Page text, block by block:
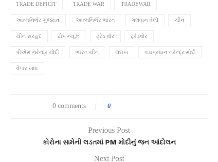
TRADE DEFICIT TRADE WAR TRADEWAR
આત્મનિર્ભર ગુજરાત આત્મનિર્ભર ભારત ગલવાન વેલી ચીન
ચીન સરહદ ટોપ ન્યૂઝ ટ્રેડ વૉર ટ્રેડવોર
પીએમ નરેન્દ્ર મોદી ભારત ચીન લદાખ વડાપ્રધાન નરેન્દ્ર મોદી
વેપાર ખાધ
0 comments 0
Previous Post
કોરોના સામેની લડતમાં PM મોદીનું જન આંદોલન
Next Post